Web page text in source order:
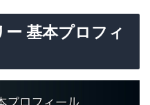
基本プロフィ